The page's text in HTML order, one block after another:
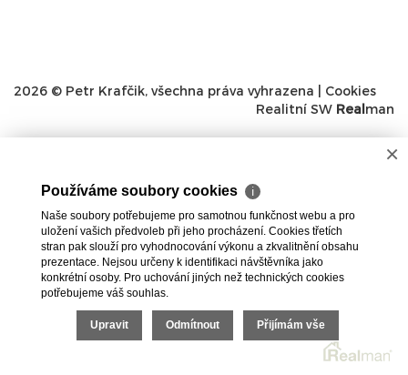
2026 © Petr Krafčik, všechna práva vyhrazena | Cookies
Realitní SW Realman
×
Používáme soubory cookies ℹ
Naše soubory potřebujeme pro samotnou funkčnost webu a pro
uložení vašich předvoleb při jeho procházení. Cookies třetích
stran pak slouží pro vyhodnocování výkonu a zkvalitnění obsahu
prezentace. Nejsou určeny k identifikaci návštěvníka jako
konkrétní osoby. Pro uchování jiných než technických cookies
potřebujeme váš souhlas.
Upravit Odmítnout Přijímám vše